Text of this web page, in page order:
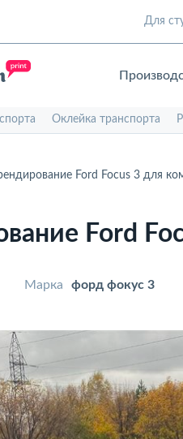
Для
Оклейка транспорта
Ford Focus 3 для
Ford
Марка форд фокус 3